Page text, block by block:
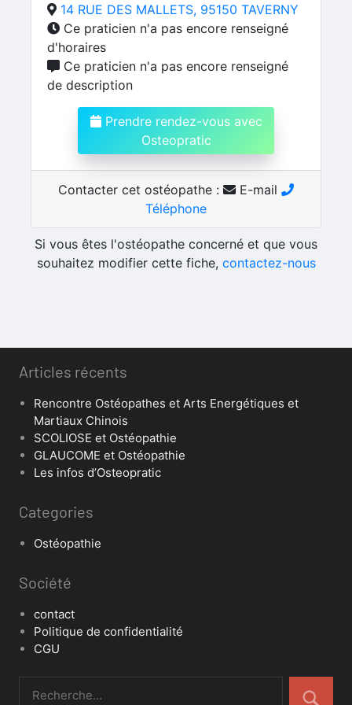
14 RUE DES MALLETS, 95150 TAVERNY
Ce praticien n'a pas encore renseigné
d'horaires
Ce praticien n'a pas encore renseigné
de description
Prendre rendez-vous avec
Osteopratic
Contacter cet ostéopathe :
E-mail
Téléphone
Si vous êtes l'ostéopathe concerné et que vous
souhaitez modifier cette fiche, contactez-nous
Articles récents
Rencontre Ostéopathes et Arts Energétiques et
Martiaux Chinois
SCOLIOSE et Ostéopathie
GLAUCOME et Ostéopathie
Les infos d’Osteopratic
Categories
Ostéopathie
Société
contact
Politique de confidentialité
CGU